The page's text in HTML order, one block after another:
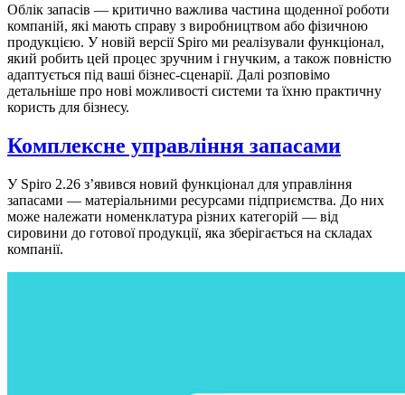
Облік запасів — критично важлива частина щоденної роботи
компаній, які мають справу з виробництвом або фізичною
продукцією. У новій версії Spiro ми реалізували функціонал,
який робить цей процес зручним і гнучким, а також повністю
адаптується під ваші бізнес-сценарії. Далі розповімо
детальніше про нові можливості системи та їхню практичну
користь для бізнесу.
Комплексне управління запасами
У Spiro 2.26 з’явився новий функціонал для управління
запасами — матеріальними ресурсами підприємства. До них
може належати номенклатура різних категорій — від
сировини до готової продукції, яка зберігається на складах
компанії.